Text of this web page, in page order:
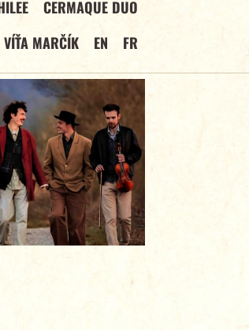
CERMAQUE DUO
MARČÍK EN FR